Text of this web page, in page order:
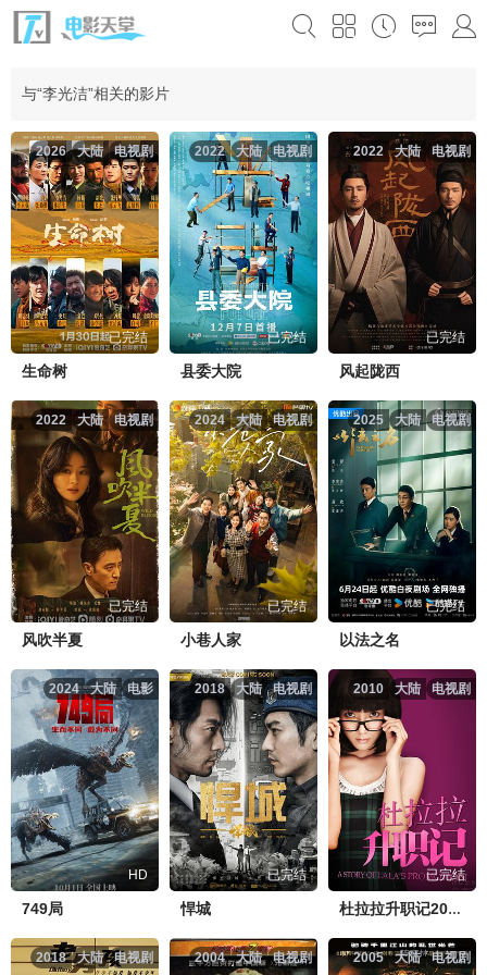
与“李光洁”相关的影片
电视剧
大陆
2026
已完结
生命树
电视剧
大陆
2022
已完结
县委大院
电视剧
大陆
2022
已完结
风起陇西
电视剧
大陆
2022
已完结
风吹半夏
电视剧
大陆
2024
已完结
小巷人家
电视剧
大陆
2025
已完结
以法之名
电影
大陆
2024
HD
749局
电视剧
大陆
2018
已完结
悍城
电视剧
大陆
2010
已完结
杜拉拉升职记2010
电视剧
大陆
2018 电视剧
大陆
2004 电视剧
大陆
2005